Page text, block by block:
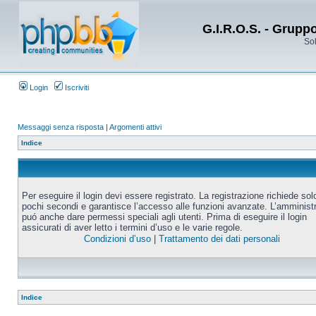
G.I.R.O.S. -
Login Iscriviti
Messaggi senza risposta | Argomenti attivi
Indice
Per eseguire il login devi essere registrato. La registrazione richiede
pochi secondi e garantisce l’accesso alle funzioni avanzate.
puó anche dare permessi speciali agli utenti. Prima di eseguire il login
assicurati di aver letto i termini d’uso e le varie regole.
Condizioni d’uso| Trattamento dei dati personali
Indice